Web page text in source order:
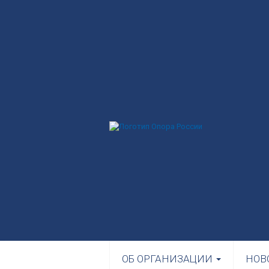
ОБ ОРГАНИЗАЦИИ